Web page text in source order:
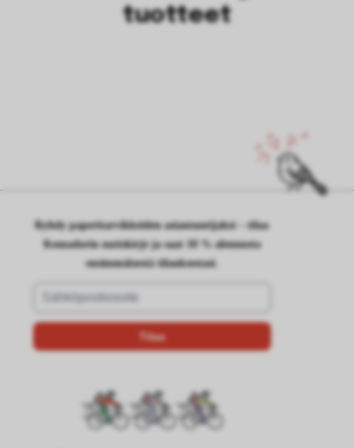
tuotteet
Ryhdy paperitarvikkeiden asiantuntijaksi – tilaa
Komadorin uutiskirje ja saat 10 % alennusta
ensimmäisestä tilauksestasi.